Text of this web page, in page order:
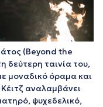
(Beyond the
δεύτερη ταινία του,
μοναδικό όραμα και
αναλαμβάνει
ψυχεδελικό,